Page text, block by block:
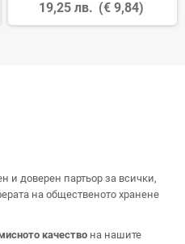
19,25 лв. (€ 9,84)
и доверен партьор за всички,
на общественото хранене
качество на нашите